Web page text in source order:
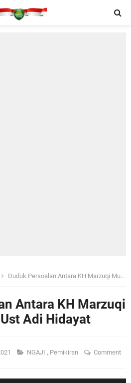
Duduk Persoalan Antara KH Marzuqi Mustamar dan Ust Adi Hidayat
Antara KH Marzuqi
Adi Hidayat
NGAJI , Pemikiran Comment